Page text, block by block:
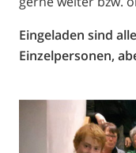
Eingeladen sind
Einzelpersonen,